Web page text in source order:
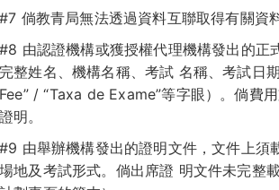
#7 倘教青局無法透過資料互聯取得有關資
#8 由認證機構或獲授權代理機構發出的正
完整姓名、機構名稱、考試 名稱、考試日
Fee” / “Taxa de Exame”等字眼）。倘費
證明。
#9 由舉辦機構發出的證明文件，文件上須
場地及考試形式。倘出席證 明文件未完整